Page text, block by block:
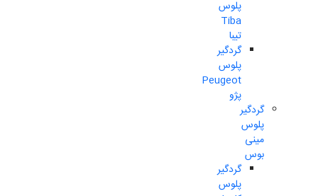
پلوس
Tiba
تیبا
گردگیر
پلوس
Peugeot
پژو
گردگیر
پلوس
مینی
بوس
گردگیر
پلوس